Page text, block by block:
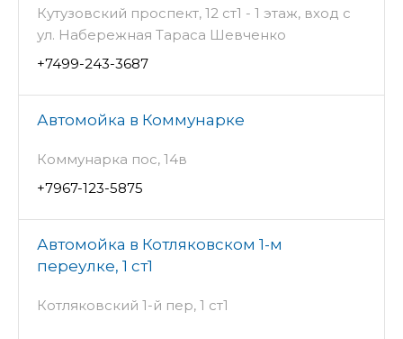
Кутузовский проспект, 12 ст1 - 1 этаж, вход с
ул. Набережная Тараса Шевченко
+7499-243-3687
Автомойка в Коммунарке
Коммунарка пос, 14в
+7967-123-5875
Автомойка в Котляковском 1-м
переулке, 1 ст1
Котляковский 1-й пер, 1 ст1